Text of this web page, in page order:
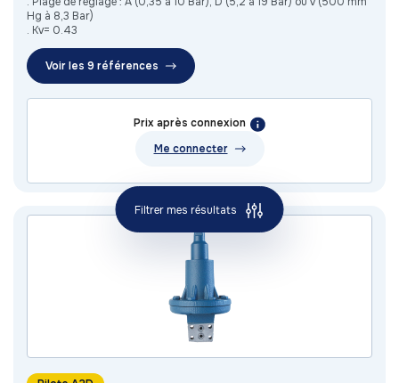
Hg à 8,3 Bar)
. Kv= 0.43
Voir les 9 références
Prix après connexion
Me connecter
Filtrer mes résultats